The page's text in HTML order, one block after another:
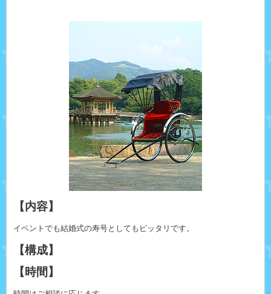
【内容】
イベントでも結婚式の寿号としてもピッタリです。
【構成】
【時間】